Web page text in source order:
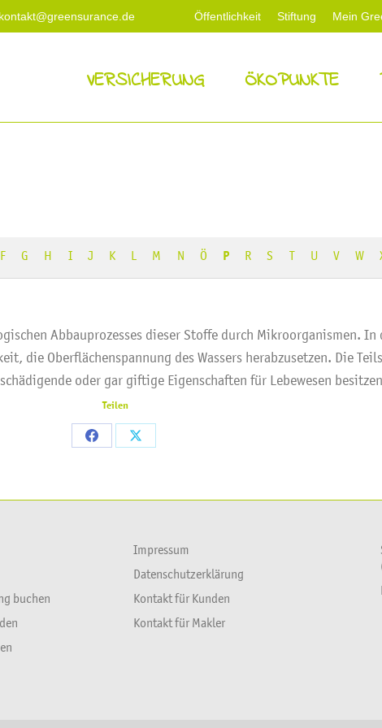
kontakt@greensurance.de Öffentlichkeit Stiftung Mein
VERSICHERUNG ÖKOPUNKTE
F G H I J K L M N Ö P R S T U V W
Abbauprozesses dieser Stoffe durch Mikroorganismen.
die Oberflächenspannung des Wassers herabzusetzen. Die
oder gar giftige Eigenschaften für Lebewesen
Teilen
Share
Share
buchen
Impressum
Datenschutzerklärung
Kontakt für Kunden
Kontakt für Makler